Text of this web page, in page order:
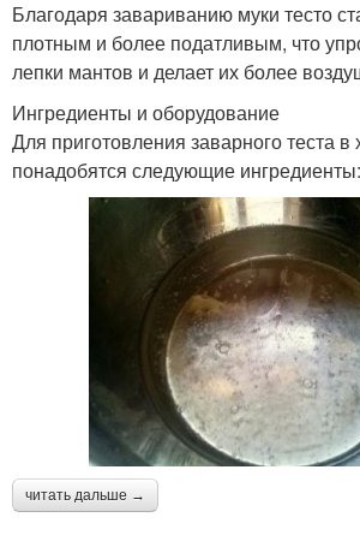
Благодаря завариванию муки тесто
плотным и более податливым, что
лепки мантов и делает их более
Ингредиенты и оборудование
Для приготовления заварного теста в
понадобятся следующие ингредиенты:
читать дальше →